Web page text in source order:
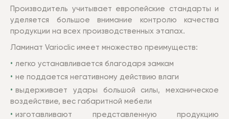
Производитель учитывает европейские стандарты и
уделяется большое внимание контролю качества
продукции на всех производственных этапах.
Ламинат Varioclic имеет множество преимуществ:
легко устанавливается благодаря замкам
не поддается негативному действию влаги
выдерживает удары большой силы, механическое
воздействие, вес габаритной мебели
изготавливают представленную продукцию